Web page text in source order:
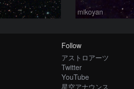
mikoyan
Follow
アストロアーツ
Twitter
YouTube
星空アナウンス